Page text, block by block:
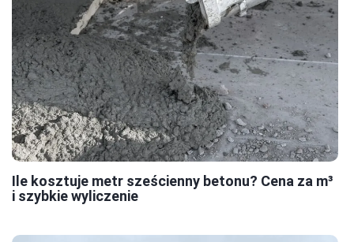
Ile kosztuje metr sześcienny betonu? Cena za m³
i szybkie wyliczenie